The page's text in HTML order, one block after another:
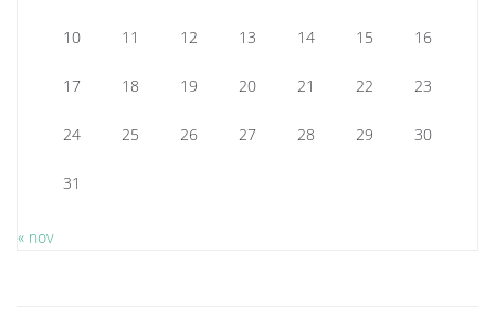
10 11 12 13 14 15 16
17 18 19 20 21 22 23
24 25 26 27 28 29 30
31
« nov